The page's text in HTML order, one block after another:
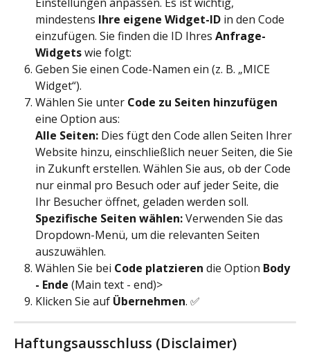
Einstellungen anpassen. Es ist wichtig,
mindestens Ihre eigene Widget-ID in den Code
einzufügen. Sie finden die ID Ihres Anfrage-
Widgets wie folgt:
Geben Sie einen Code-Namen ein (z. B. „MICE
Widget“).
Wählen Sie unter Code zu Seiten hinzufügen
eine Option aus:
Alle Seiten: Dies fügt den Code allen Seiten Ihrer
Website hinzu, einschließlich neuer Seiten, die Sie
in Zukunft erstellen. Wählen Sie aus, ob der Code
nur einmal pro Besuch oder auf jeder Seite, die
Ihr Besucher öffnet, geladen werden soll.
Spezifische Seiten wählen: Verwenden Sie das
Dropdown-Menü, um die relevanten Seiten
auszuwählen.
Wählen Sie bei Code platzieren die Option Body
- Ende (Main text - end)>
Klicken Sie auf Übernehmen. ✅
Haftungsausschluss (Disclaimer)